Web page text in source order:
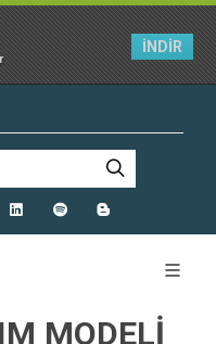
İNDİR
InstagramLinkedinSpotify
MODELİ